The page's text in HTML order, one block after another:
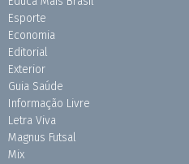
Esporte
Economia
Editorial
Exterior
Guia Saúde
Informação Livre
Letra Viva
Magnus Futsal
Mix